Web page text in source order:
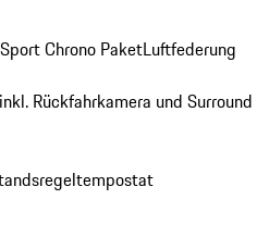
Sport Chrono PaketLuftfederung
Rückfahrkamera und Surround